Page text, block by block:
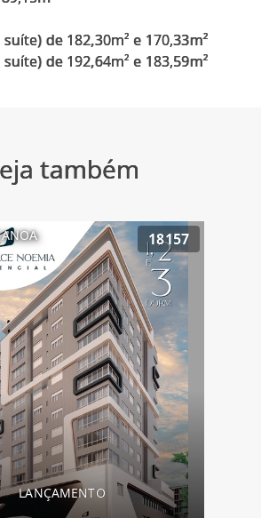
de 182,30m² e 170,33m²
também
18157
LANÇAMENTO